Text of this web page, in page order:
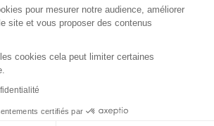
pour mesurer notre audience, améliorer
site et vous proposer des contenus
cookies cela peut limiter certaines
certifiés par
des données personnelles